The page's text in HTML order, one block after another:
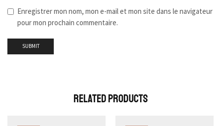
Enregistrer mon nom, mon e-mail et mon site dans le navigateur
pour mon prochain commentaire.
Related Products